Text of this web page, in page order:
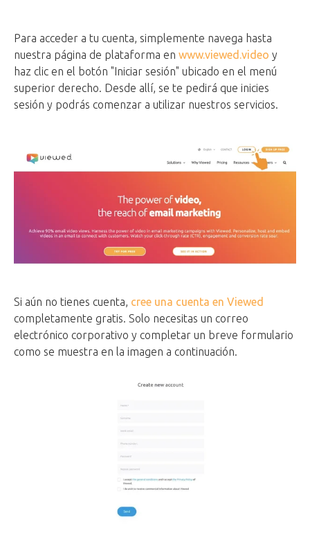
Para acceder a tu cuenta, simplemente navega hasta
nuestra página de plataforma en www.viewed.video y
haz clic en el botón "Iniciar sesión" ubicado en el menú
superior derecho. Desde allí, se te pedirá que inicies
sesión y podrás comenzar a utilizar nuestros servicios.
Si aún no tienes cuenta, cree una cuenta en Viewed
completamente gratis. Solo necesitas un correo
electrónico corporativo y completar un breve formulario
como se muestra en la imagen a continuación.